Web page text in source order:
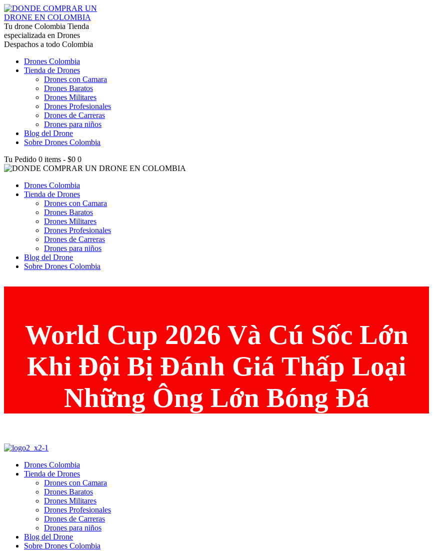
Tu drone Colombia Tienda
especializada en Drones
Despachos a todo Colombia
Drones Colombia
Tienda de Drones
Drones con Camara
Drones Baratos
Drones Militares
Drones Profesionales
Drones de Carreras
Drones para niños
Blog del Drone
Sobre Drones Colombia
Tu Pedido 0 items - $0 0
Drones Colombia
Tienda de Drones
Drones con Camara
Drones Baratos
Drones Militares
Drones Profesionales
Drones de Carreras
Drones para niños
Blog del Drone
Sobre Drones Colombia
World Cup 2026 Và Cú Sốc Lớn
Khi Đội Bị Đánh Giá Thấp Loại
Những Ông Lớn Bóng Đá
Drones Colombia
Tienda de Drones
Drones con Camara
Drones Baratos
Drones Militares
Drones Profesionales
Drones de Carreras
Drones para niños
Blog del Drone
Sobre Drones Colombia